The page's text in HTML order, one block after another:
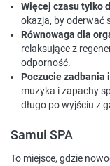
Więcej czasu tylko
okazja, by oderwać
Równowaga dla
relaksujące z
odporność.
Poczucie zadbania
muzyka i zapachy
długo po wyjściu z
Samui SPA
To miejsce, gdzie